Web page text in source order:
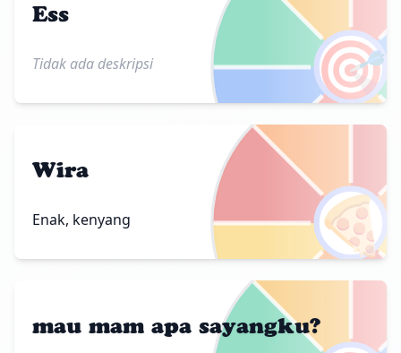
🎯
Ess
Tidak ada deskripsi
🍕
Wira
Enak, kenyang
mau mam apa sayangku?